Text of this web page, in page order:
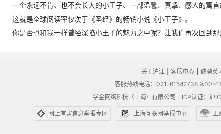
一个永远不肯、也不会长大的小王子、一部温馨、真挚、感人的寓
这就是全球阅读率仅次于《圣经》的畅销小说《小王子》。
你是否也和我一样曾经深陷小王子的魅力之中呢？让我们再次回到
关于沪江 客服中心
诚聘英
客服热线电话：021-61542738
学金网络科技（上海）有限公司 ICP认证：沪
网上有害信息举报专区 上海互联网举报中心 工